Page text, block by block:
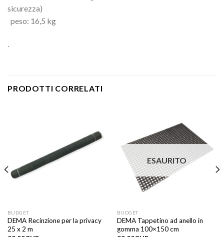
sicurezza)
peso: 16,5 kg
.
PRODOTTI CORRELATI
BUDGET
DEMA Recinzione per la privacy
25 x 2 m
ESAURITO
BUDGET
DEMA Tappetino ad anello in
gomma 100×150 cm